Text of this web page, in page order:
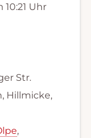
Uhr
Str.
Hillmicke,
,